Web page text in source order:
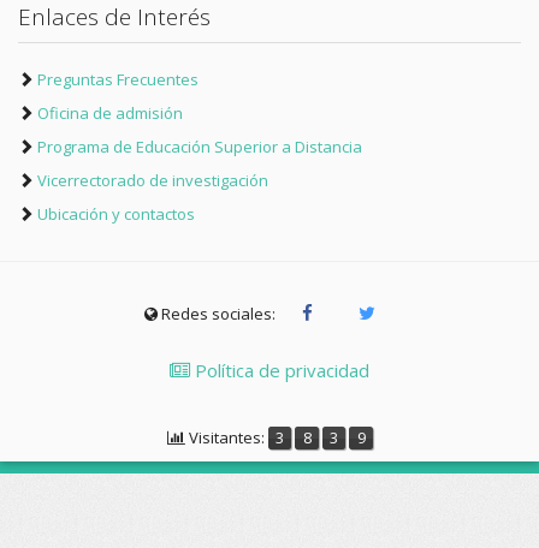
Enlaces de Interés
Preguntas Frecuentes
Oficina de admisión
Programa de Educación Superior a Distancia
Vicerrectorado de investigación
Ubicación y contactos
Redes sociales:
Política de privacidad
Visitantes: 3 8 3 9